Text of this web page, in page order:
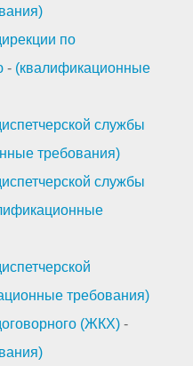
по
- (квалификационные
службы
требования)
службы
требования)
(ЖКХ) -